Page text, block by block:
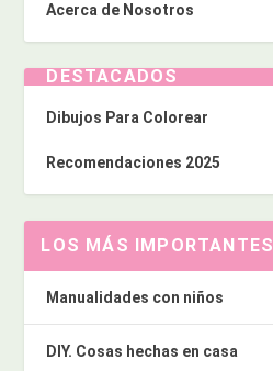
Acerca de Nosotros
DESTACADOS
Dibujos Para Colorear
Recomendaciones 2025
LOS MÁS IMPORTANTES
Manualidades con niños
DIY. Cosas hechas en casa